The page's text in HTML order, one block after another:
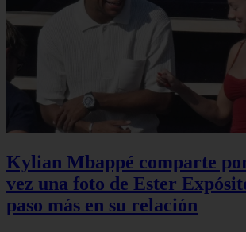
Kylian Mbappé comparte
vez una foto de Ester
paso más en su relación